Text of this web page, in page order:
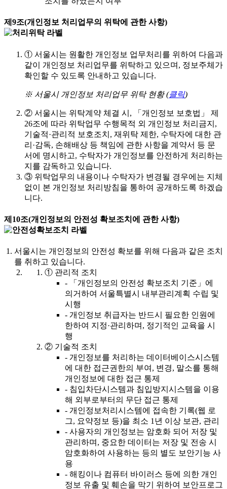
제9조(개인정보 처리업무의 위탁에 관한 사항)
① 서울시는 원활한 개인정보 업무처리를 위하여 다음과
같이 개인정보 처리업무를 위탁하고 있으며, 정보주체가
확인할 수 있도록 안내하고 있습니다.
※ 서울시 개인정보 처리업무 위탁 현황 (클릭)
② 서울시는 위탁계약 체결 시, 「개인정보 보호법」 제
26조에 따라 위탁업무 수행목적 외 개인정보 처리금지,
기술적·관리적 보호조치, 재위탁 제한, 수탁자에 대한 관
리·감독, 손해배상 등 책임에 관한 사항을 계약서 등 문
서에 명시하고, 수탁자가 개인정보를 안전하게 처리하는
지를 감독하고 있습니다.
③ 위탁업무의 내용이나 수탁자가 변경될 경우에는 지체
없이 본 개인정보 처리방침을 통하여 공개하도록 하겠습
니다.
제10조(개인정보의 안전성 확보조치에 관한 사항)
서울시는 개인정보의 안전성 확보를 위해 다음과 같은 조치
를 취하고 있습니다.
① 관리적 조치
-
「개인정보의 안전성 확보조치 기준」에
의거하여 서울특별시 내부관리계획 수립 및
시행
- 개인정보 취급자는 반드시 필요한 인원에
한하여 지정·관리하며, 정기적인 교육을 시
행
② 기술적 조치
- 개인정보를 처리하는 데이터베이스시스템
에 대한 접근권한의 부여, 변경, 말소를 통해
개인정보에 대한 접근 통제
- 침입차단시스템과 침입방지시스템을 이용
해 외부로부터의 무단 접근 통제
- 개인정보처리시스템에 접속한 기록(웹 로
그, 요약정보 등)을 최소 1년 이상 보관, 관리
- 사용자의 개인정보는 암호화 되어 저장 및
관리하며, 중요한 데이터는 저장 및 전송 시
암호화하여 사용하는 등의 별도 보안기능 사
용
- 해킹이나 컴퓨터 바이러스 등에 의한 개인
정보 유출 및 훼손을 막기 위하여 보안프로그